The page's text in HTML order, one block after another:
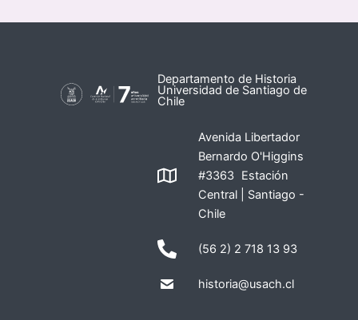
Departamento de Historia
Universidad de Santiago de
Chile
Avenida Libertador
Bernardo O'Higgins
#3363 Estación
Central | Santiago -
Chile
(56 2) 2 718 13 93
historia@usach.cl